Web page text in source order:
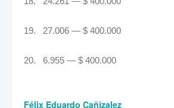
19. 27.006 — $ 400.000
20. 6.955 — $ 400.000
Félix Eduardo Cañizalez